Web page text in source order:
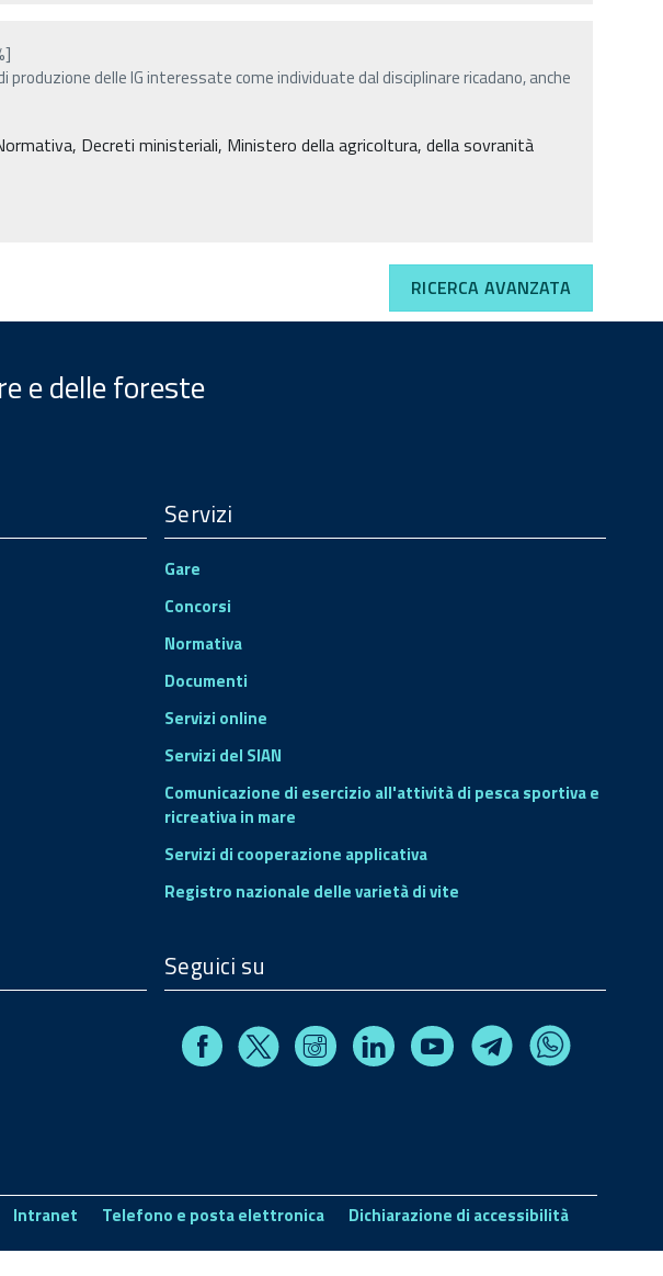
produzione delle IG interessate come individuate dal disciplinare ricadano, anche
Decreti ministeriali, Ministero della agricoltura, della sovranità
RICERCA AVANZATA
e delle foreste
Servizi
Gare
Concorsi
Normativa
Documenti
Servizi online
Servizi del SIAN
Comunicazione di esercizio all'attività di pesca sportiva e
ricreativa in mare
Servizi di cooperazione applicativa
Registro nazionale delle varietà di vite
Seguici su
Facebook
X InstagramLinkedinYoutube TelegramWhatsapp
Intranet Telefono e posta elettronica Dichiarazione di accessibilità